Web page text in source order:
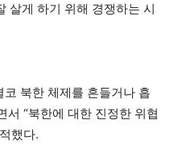
살게 하기 위해 경쟁하는 시
북한 체제를 흔들거나 흡
서 “북한에 대한 진정한 위협
했다.